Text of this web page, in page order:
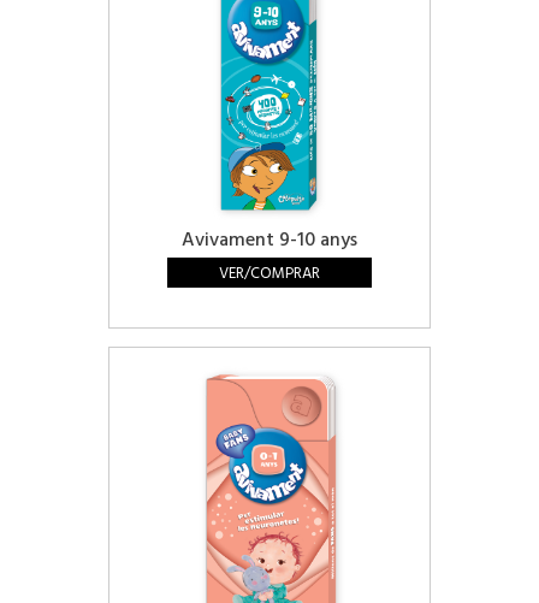
Avivament 9-10 anys
VER/COMPRAR